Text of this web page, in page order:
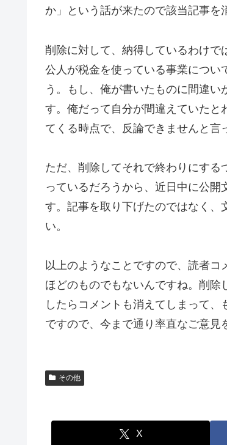
か」という話が来たので該当記事を
削除に対して、納得しているわけで
公人が税金を使っている事業につい
う。もし、俺が書いたものに間違
す。俺だって自分が間違えていたと
てくる時点で、反論できませんと言
ただ、削除してそれで終わりにす
っているだろうから、近日中に公
す。記事を取り下げたのではなく、
い。
以上のようなことですので、読者
ほどのものでもないんですね。削
したらコメントも消えてしまって
ですので、今まで通り率直なご意見
その他
X